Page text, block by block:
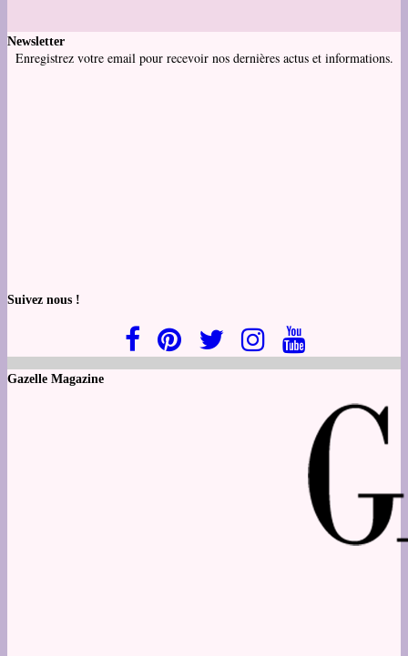
Newsletter
Enregistrez votre email pour recevoir nos dernières actus et informations.
Suivez nous !
Gazelle Magazine